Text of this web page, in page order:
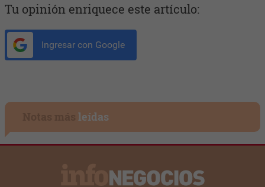
Tu opinión enriquece este artículo:
Ingresar con Google
leídas